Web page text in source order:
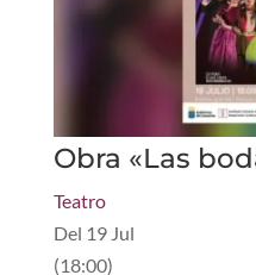
Obra «Las
Teatro
Del 19 Jul
(18:00)